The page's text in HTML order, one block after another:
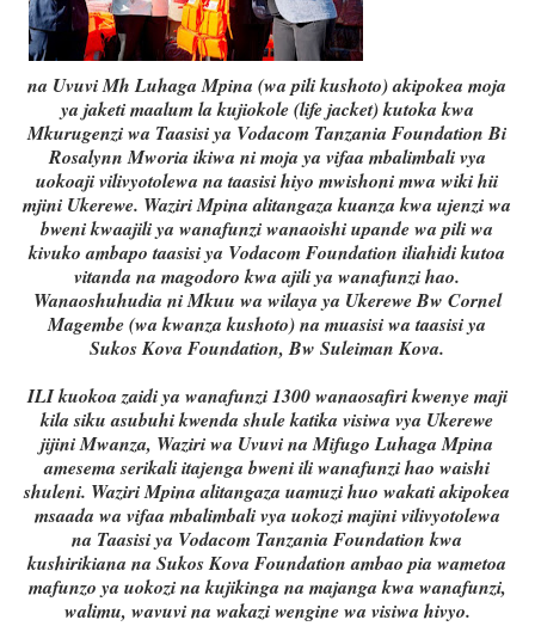
na Uvuvi Mh Luhaga Mpina (wa pili kushoto) akipokea moja
ya jaketi maalum la kujiokole (life jacket) kutoka kwa
Mkurugenzi wa Taasisi ya Vodacom Tanzania Foundation Bi
Rosalynn Mworia ikiwa ni moja ya vifaa mbalimbali vya
uokoaji vilivyotolewa na taasisi hiyo mwishoni mwa wiki hii
mjini Ukerewe. Waziri Mpina alitangaza kuanza kwa ujenzi wa
bweni kwaajili ya wanafunzi wanaoishi upande wa pili wa
kivuko ambapo taasisi ya Vodacom Foundation iliahidi kutoa
vitanda na magodoro kwa ajili ya wanafunzi hao.
Wanaoshuhudia ni Mkuu wa wilaya ya Ukerewe Bw Cornel
Magembe (wa kwanza kushoto) na muasisi wa taasisi ya
Sukos Kova Foundation, Bw Suleiman Kova.
ILI kuokoa zaidi ya wanafunzi 1300 wanaosafiri kwenye maji
kila siku asubuhi kwenda shule katika visiwa vya Ukerewe
jijini Mwanza, Waziri wa Uvuvi na Mifugo Luhaga Mpina
amesema serikali itajenga bweni ili wanafunzi hao waishi
shuleni. Waziri Mpina alitangaza uamuzi huo wakati akipokea
msaada wa vifaa mbalimbali vya uokozi majini vilivyotolewa
na Taasisi ya Vodacom Tanzania Foundation kwa
kushirikiana na Sukos Kova Foundation ambao pia wametoa
mafunzo ya uokozi na kujikinga na majanga kwa wanafunzi,
walimu, wavuvi na wakazi wengine wa visiwa hivyo.